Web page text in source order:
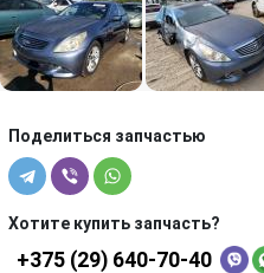
Поделиться запчастью
Хотите купить запчасть?
+375 (29) 640-70-40